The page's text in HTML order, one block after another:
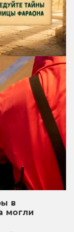
в
могли